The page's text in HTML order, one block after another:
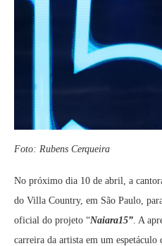
Foto: Rubens Cerqueira
No próximo dia 10 de abril, a
do Villa Country, em São Paulo,
oficial do projeto “Naiara15” . A
carreira da artista em um espetáculo